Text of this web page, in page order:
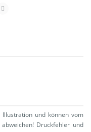
und können vom
Druckfehler und